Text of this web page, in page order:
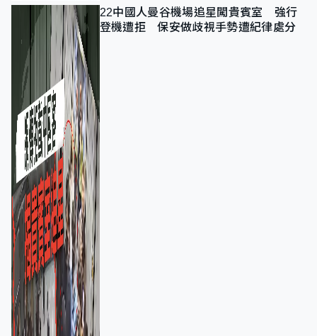
22中國人曼谷機場追星闖貴賓室 強行
登機遭拒 保安做歧視手勢遭紀律處分